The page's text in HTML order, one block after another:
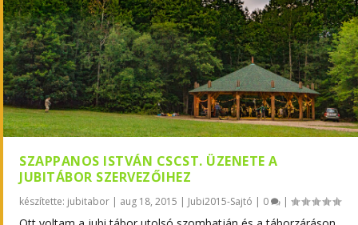
SZAPPANOS ISTVÁN CSCST. ÜZENETE A
JUBITÁBOR SZERVEZŐIHEZ
készítette: jubitabor | aug 18, 2015 | Jubi2015-Sajtó | 0 |